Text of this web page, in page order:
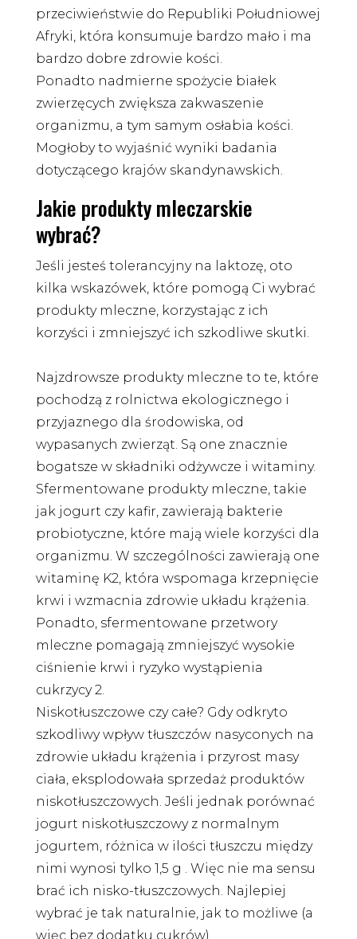
przeciwieństwie do Republiki Południowej
Afryki, która konsumuje bardzo mało i ma
bardzo dobre zdrowie kości.
Ponadto nadmierne spożycie białek
zwierzęcych zwiększa zakwaszenie
organizmu, a tym samym osłabia kości.
Mogłoby to wyjaśnić wyniki badania
dotyczącego krajów skandynawskich.
Jakie produkty mleczarskie
wybrać?
Jeśli jesteś tolerancyjny na laktozę, oto
kilka wskazówek, które pomogą Ci wybrać
produkty mleczne, korzystając z ich
korzyści i zmniejszyć ich szkodliwe skutki.
Najzdrowsze produkty mleczne to te, które
pochodzą z rolnictwa ekologicznego i
przyjaznego dla środowiska, od
wypasanych zwierząt. Są one znacznie
bogatsze w składniki odżywcze i witaminy.
Sfermentowane produkty mleczne, takie
jak jogurt czy kafir, zawierają bakterie
probiotyczne, które mają wiele korzyści dla
organizmu. W szczególności zawierają one
witaminę K2, która wspomaga krzepnięcie
krwi i wzmacnia zdrowie układu krążenia.
Ponadto, sfermentowane przetwory
mleczne pomagają zmniejszyć wysokie
ciśnienie krwi i ryzyko wystąpienia
cukrzycy 2.
Niskotłuszczowe czy całe? Gdy odkryto
szkodliwy wpływ tłuszczów nasyconych na
zdrowie układu krążenia i przyrost masy
ciała, eksplodowała sprzedaż produktów
niskotłuszczowych. Jeśli jednak porównać
jogurt niskotłuszczowy z normalnym
jogurtem, różnica w ilości tłuszczu między
nimi wynosi tylko 1,5 g . Więc nie ma sensu
brać ich nisko-tłuszczowych. Najlepiej
wybrać je tak naturalnie, jak to możliwe (a
więc bez dodatku cukrów).